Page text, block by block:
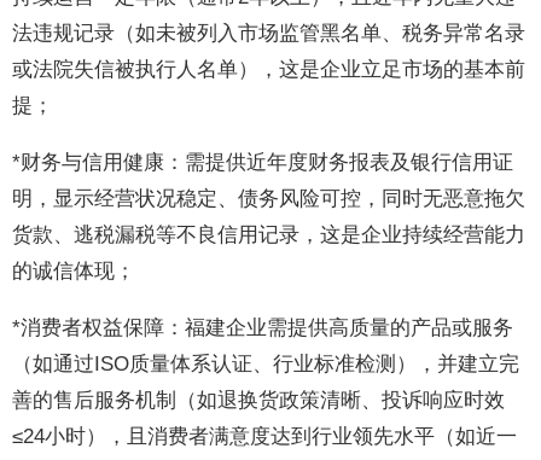
法违规记录（如未被列入市场监管黑名单、税务异常名录
或法院失信被执行人名单），这是企业立足市场的基本前
提；
*财务与信用健康：需提供近年度财务报表及银行信用证
明，显示经营状况稳定、债务风险可控，同时无恶意拖欠
货款、逃税漏税等不良信用记录，这是企业持续经营能力
的诚信体现；
*消费者权益保障：福建企业需提供高质量的产品或服务
（如通过ISO质量体系认证、行业标准检测），并建立完
善的售后服务机制（如退换货政策清晰、投诉响应时效
≤24小时），且消费者满意度达到行业领先水平（如近一